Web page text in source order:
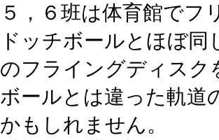
５，６班は体育館で
ドッチボールとほぼ
のフライングディスク
ボールとは違った軌道
かもしれません。